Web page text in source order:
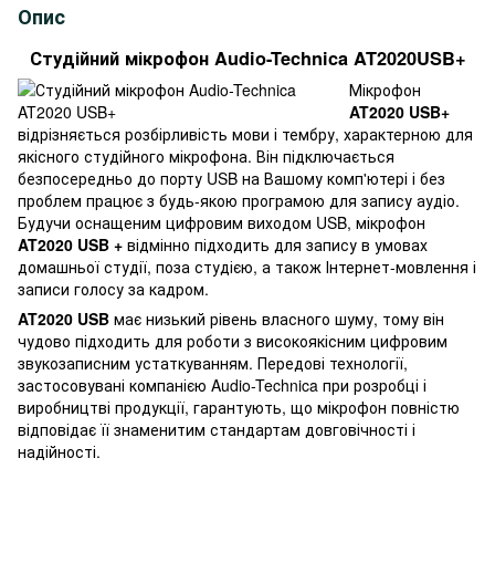
Опис
Студійний мікрофон Audio-Technica AT2020USB+
Мікрофон
AT2020 USB+
відрізняється розбірливість мови і тембру, характерною для
якісного студійного мікрофона. Він підключається
безпосередньо до порту USB на Вашому комп'ютері і без
проблем працює з будь-якою програмою для запису аудіо.
Будучи оснащеним цифровим виходом USB, мікрофон
AT2020 USB + відмінно підходить для запису в умовах
домашньої студії, поза студією, а також Інтернет-мовлення і
записи голосу за кадром.
AT2020 USB має низький рівень власного шуму, тому він
чудово підходить для роботи з високоякісним цифровим
звукозаписним устаткуванням. Передові технології,
застосовувані компанією Audio-Technica при розробці і
виробництві продукції, гарантують, що мікрофон повністю
відповідає її знаменитим стандартам довговічності і
надійності.